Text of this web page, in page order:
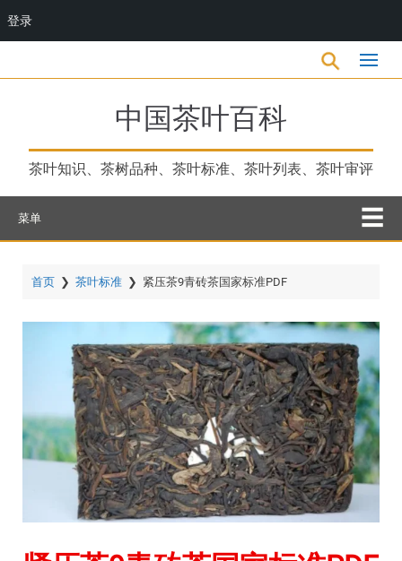
到
17，明
中国茶叶百科
茶叶知识、茶树品种、茶叶标准、茶叶列表、茶叶审评
菜单
首页 ❯ 茶叶标准 ❯ 紧压茶9青砖茶国家标准PDF
登录